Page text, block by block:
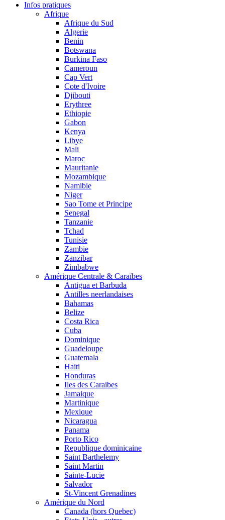
Infos pratiques
Afrique
Afrique du Sud
Algerie
Benin
Botswana
Burkina Faso
Cameroun
Cap Vert
Cote d'Ivoire
Djibouti
Erythree
Ethiopie
Gabon
Kenya
Libye
Mali
Maroc
Mauritanie
Mozambique
Namibie
Niger
Sao Tome et Principe
Senegal
Tanzanie
Tchad
Tunisie
Zambie
Zanzibar
Zimbabwe
Amérique Centrale & Caraïbes
Antigua et Barbuda
Antilles neerlandaises
Bahamas
Belize
Costa Rica
Cuba
Dominique
Guadeloupe
Guatemala
Haiti
Honduras
Iles des Caraibes
Jamaique
Martinique
Mexique
Nicaragua
Panama
Porto Rico
Republique dominicaine
Saint Barthelemy
Saint Martin
Sainte-Lucie
Salvador
St-Vincent Grenadines
Amérique du Nord
Canada (hors Quebec)